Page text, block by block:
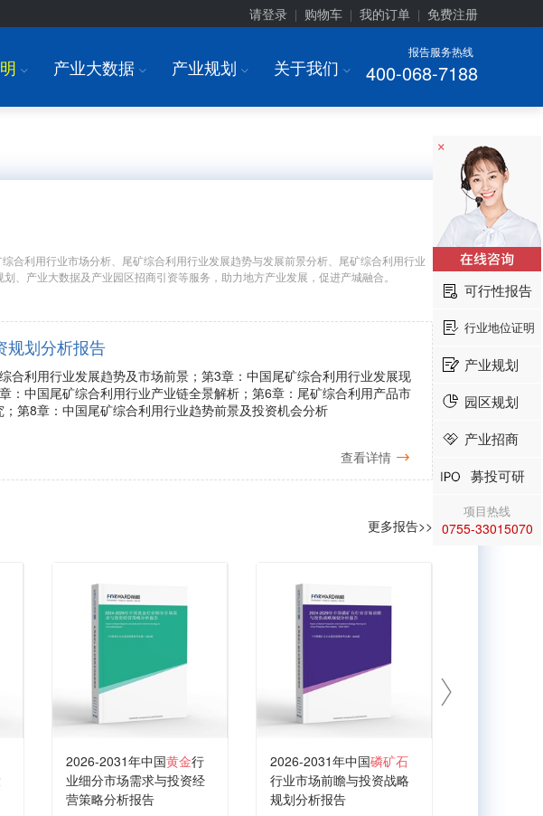
请登录 购物车 我的订单 免费注册
报告服务热线
400-068-7188
I 产业大数据 I 产业规划 I 关于我们 I
合利用行业市场分析、尾矿综合利用行业发展趋势与发展前景分析、尾矿综合利用行业
产业大数据及产业园区招商引资等服务，助力地方产业发展，促进产城融合。
规划分析报告
利用行业发展趋势及市场前景；第3章：中国尾矿综合利用行业发展现
中国尾矿综合利用行业产业链全景解析；第6章：尾矿综合利用产品市
第8章：中国尾矿综合利用行业趋势前景及投资机会分析
查看详情
更多报告>>
2026-2031年中国黄金行
业细分市场需求与投资经
营策略分析报告
2026-2031年中国磷矿石
行业市场前瞻与投资战略
规划分析报告
×
可行性报告
行业地位证明
产业规划
园区规划
产业招商
募投可研
项目热线
0755-33015070